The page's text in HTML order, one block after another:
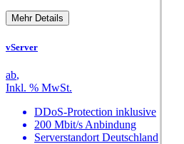
Mehr Details
vServer
ab,
Inkl. % MwSt.
DDoS-Protection inklusive
200 Mbit/s Anbindung
Serverstandort Deutschland